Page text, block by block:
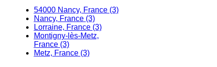
54000 Nancy, France (3)
Nancy, France (3)
Lorraine, France (3)
Montigny-lès-Metz,
France (3)
Metz, France (3)